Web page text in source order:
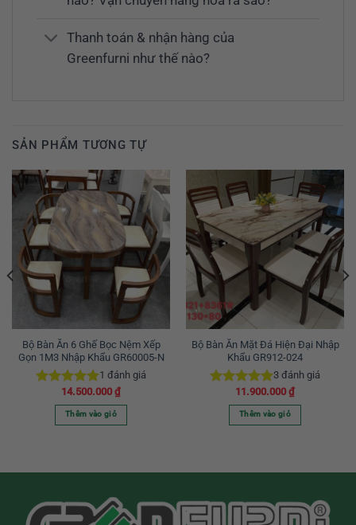
Thanh toán & nhận hàng của
Greenfurni như thế nào?
SẢN PHẨM TƯƠNG TỰ
Bộ Bàn Ăn 6 Ghế Bọc Nệm Xếp
Gọn 1M3 Nhập Khẩu GR60005-N
Được xếp
hạng5.00
1 đánh giá
14.500.000 ₫
Thêm vào giỏ
Bộ Bàn Ăn Mặt Đá Hiện Đại Nhập
Khẩu GR912-024
Được xếp
hạng5.00
3 đánh giá
11.900.000 ₫
Thêm vào giỏ